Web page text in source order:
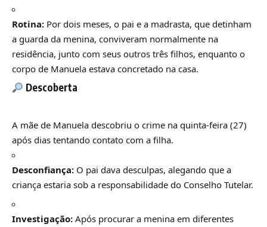
Rotina: Por dois meses, o pai e a madrasta, que detinham
a guarda da menina, conviveram normalmente na
residência, junto com seus outros três filhos, enquanto o
corpo de Manuela estava concretado na casa.
Descoberta
A mãe de Manuela descobriu o crime na quinta-feira (27)
após dias tentando contato com a filha.
Desconfiança: O pai dava desculpas, alegando que a
criança estaria sob a responsabilidade do Conselho Tutelar.
Investigação: Após procurar a menina em diferentes